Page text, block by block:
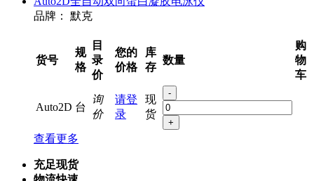
品牌：
默克
货号
规
格
目
录
价
您的
价格
库
存
数量
购
物
车
Auto2D 台
询
价
请登
录
现
货
-
+
查看更多
充足现货